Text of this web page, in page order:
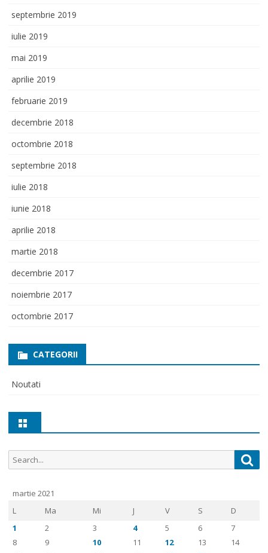
septembrie 2019
iulie 2019
mai 2019
aprilie 2019
februarie 2019
decembrie 2018
octombrie 2018
septembrie 2018
iulie 2018
iunie 2018
aprilie 2018
martie 2018
decembrie 2017
noiembrie 2017
octombrie 2017
CATEGORII
Noutati
Search
for:
martie 2021
L
Ma Mi J V S
D
1
2 3 4 5 6
7
8
9 10 11 12 13
14